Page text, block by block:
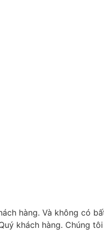
hàng. Và không có
khách hàng. Chúng